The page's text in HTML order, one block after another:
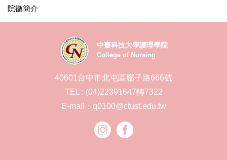
院徽簡介
中臺科技大學護理學院
College of Nursing
40601台中市北屯區廍子路666號
TEL : (04)22391647轉7322
E-mail：q0100@ctust.edu.tw